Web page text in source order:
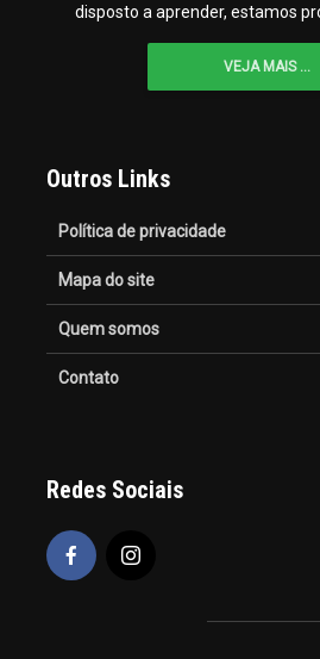
disposto a aprender, estamos
VEJA MAIS ...
Outros Links
Política de privacidade
Mapa do site
Quem somos
Contato
Redes Sociais